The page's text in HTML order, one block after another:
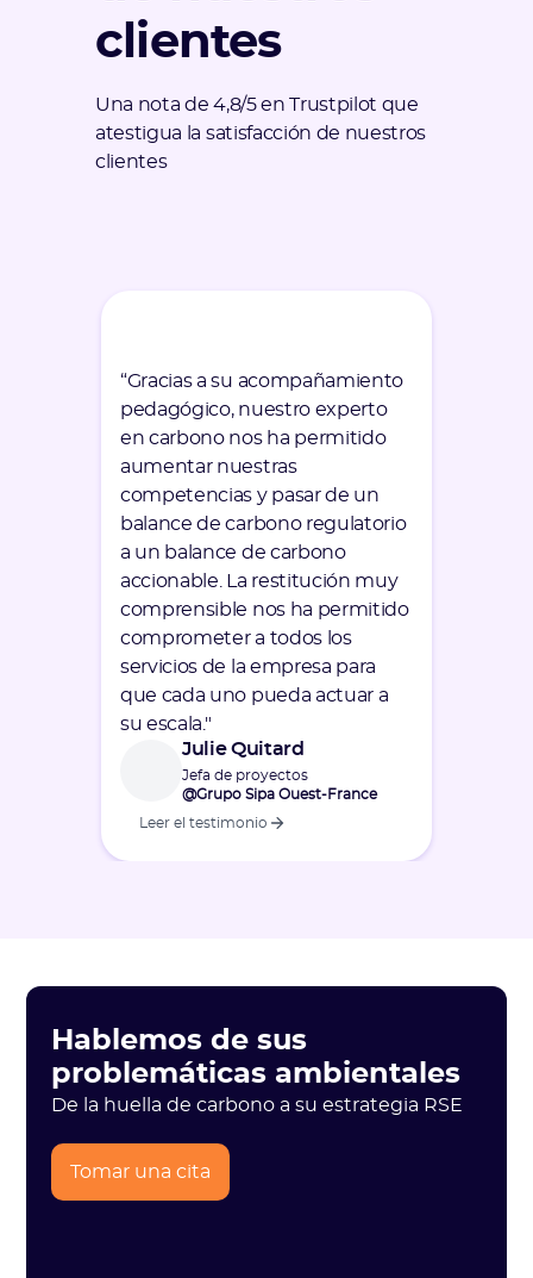
clientes
Una nota de 4,8/5 en Trustpilot que
atestigua la satisfacción de nuestros
clientes
“Gracias a su acompañamiento
pedagógico, nuestro experto
en carbono nos ha permitido
aumentar nuestras
competencias y pasar de un
balance de carbono regulatorio
a un balance de carbono
accionable. La restitución muy
comprensible nos ha permitido
comprometer a todos los
servicios de la empresa para
que cada uno pueda actuar a
su escala."
Julie Quitard
Jefa de proyectos
@Grupo Sipa Ouest-France
Leer el testimonio
Hablemos de sus
problemáticas ambientales
De la huella de carbono a su estrategia RSE
Tomar una cita